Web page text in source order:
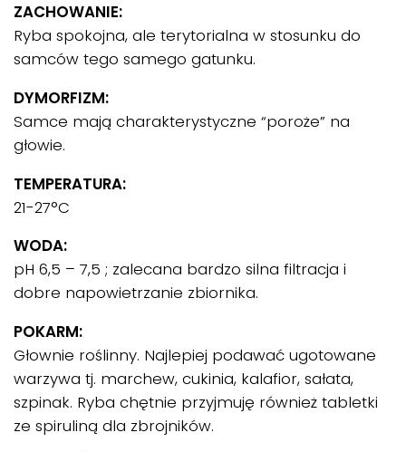
ZACHOWANIE:
Ryba spokojna, ale terytorialna w stosunku do
samców tego samego gatunku.
DYMORFIZM:
Samce mają charakterystyczne “poroże” na
głowie.
TEMPERATURA:
21-27°C
WODA:
pH 6,5 – 7,5 ; zalecana bardzo silna filtracja i
dobre napowietrzanie zbiornika.
POKARM:
Głownie roślinny. Najlepiej podawać ugotowane
warzywa tj. marchew, cukinia, kalafior, sałata,
szpinak. Ryba chętnie przyjmuję również tabletki
ze spiruliną dla zbrojników.